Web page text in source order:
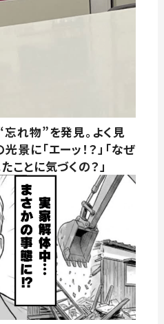
忘れ物”を発見。よく見
景に「エーッ！？」「なぜ
ことに気づくの？」